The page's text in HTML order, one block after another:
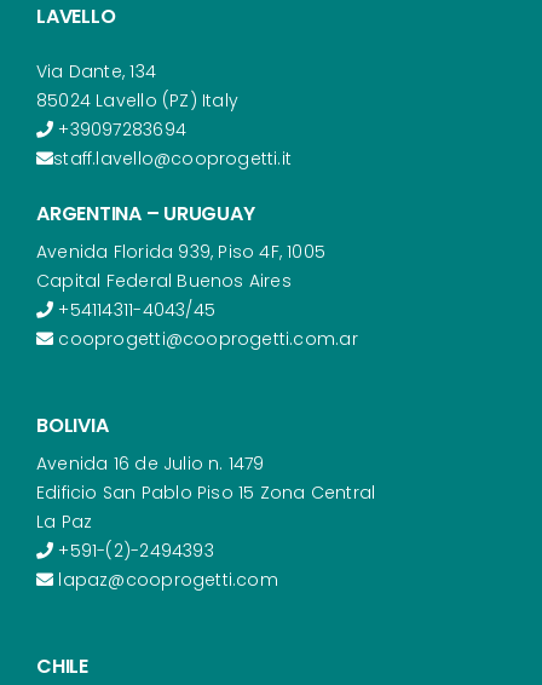
LAVELLO
Via Dante, 134
85024 Lavello (PZ) Italy
+39097283694
staff.lavello@cooprogetti.it
ARGENTINA – URUGUAY
Avenida Florida 939, Piso 4F, 1005
Capital Federal Buenos Aires
+54114311-4043/45
cooprogetti@cooprogetti.com.ar
BOLIVIA
Avenida 16 de Julio n. 1479
Edificio San Pablo Piso 15 Zona Central
La Paz
+591-(2)-2494393
lapaz@cooprogetti.com
CHILE